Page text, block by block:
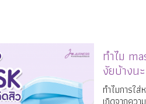
ทำไม
งัยบ้างนะ
ทำไมการใส่